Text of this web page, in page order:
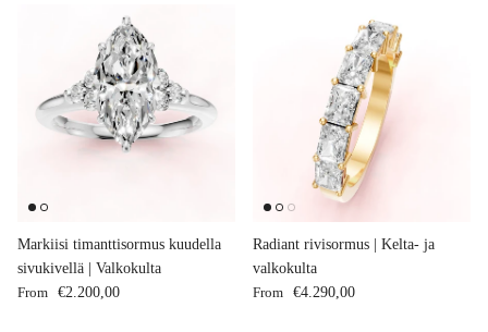
Markiisi timanttisormus kuudella
sivukivellä | Valkokulta
Regular price
From €2.200,00
Radiant rivisormus | Kelta- ja
valkokulta
Regular price
From €4.290,00